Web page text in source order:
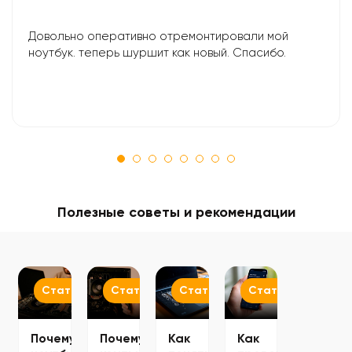
Довольно оперативно отремонтировали мой
ноутбук. теперь шуршит как новый. Спасибо.
Полезные советы и рекомендации
Статьи
Почему
Статьи
Почему
Статьи
Как
Статьи
Как